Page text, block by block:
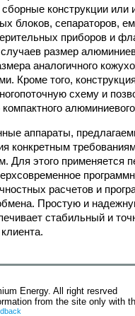
конструкции
блоков, сепараторов,
приборов и
размер
аналогичного
Кроме того,
схему и
компактного
аппараты,
конкретным
Для этого применяется
расчетов и
Простую и
стабильный и
Energy. All right resrved
from the site only with